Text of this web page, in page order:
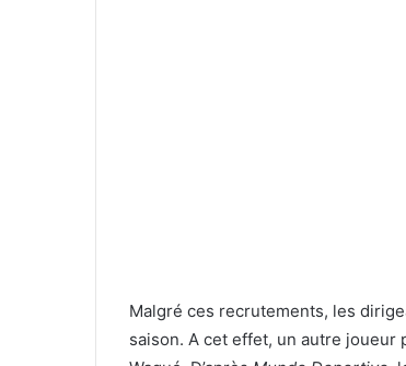
Malgré ces recrutements, les
saison. A cet effet, un autre joueur